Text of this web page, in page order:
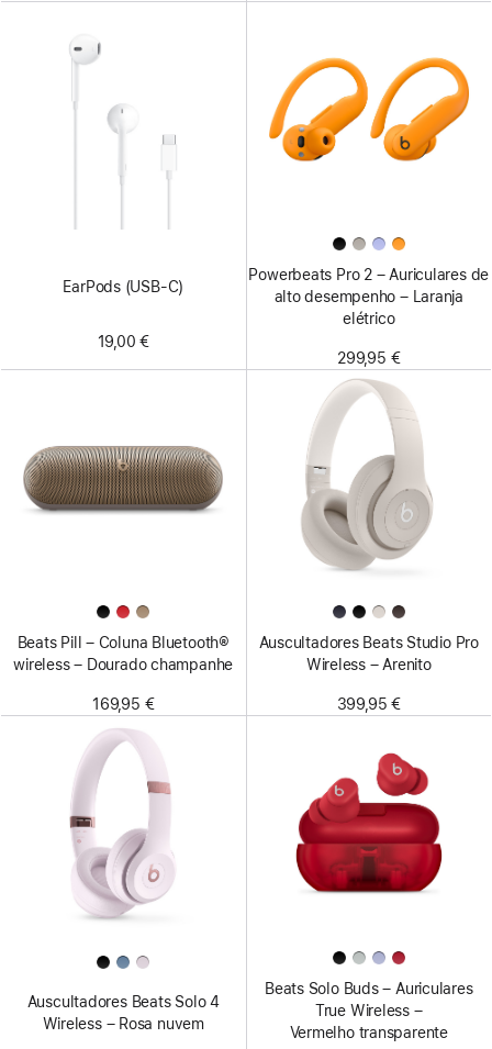
EarPods (USB‑C)
19,00 €
Powerbeats Pro 2 – Auriculares de
alto desempenho – Laranja
elétrico
299,95 €
Beats Pill – Coluna Bluetooth®
wireless – Dourado champanhe
169,95 €
Auscultadores Beats Studio Pro
Wireless – Arenito
399,95 €
Auscultadores Beats Solo 4
Wireless – Rosa nuvem
Beats Solo Buds – Auriculares
True Wireless –
Vermelho transparente